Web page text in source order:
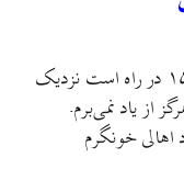
از نوروزبل ۱۵۷۹ تاکنون که نوروزبل ۱۵۸۹ در راه است نزدیک
۱۵ مرداد ۱۳۸۵ را هرگز از یاد نمی‌برم.
خونگرم